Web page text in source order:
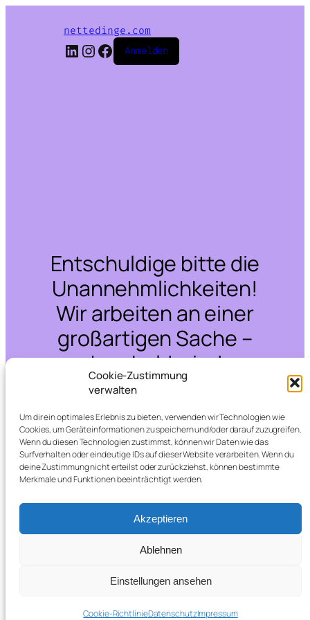
Cookie-Zustimmung
verwalten
Um dir ein optimales Erlebnis zu bieten, verwenden wir Technologien wie
Cookies, um Geräteinformationen zu speichern und/oder darauf zuzugreifen.
Wenn du diesen Technologien zustimmst, können wir Daten wie das
Surfverhalten oder eindeutige IDs auf dieser Website verarbeiten. Wenn du
deine Zustimmung nicht erteilst oder zurückziehst, können bestimmte
Merkmale und Funktionen beeinträchtigt werden.
Akzeptieren
Ablehnen
Einstellungen ansehen
Cookie-RichtlinieDatenschutzImpressum
nettedinge.com
LinkedIn
Instagram
Facebook
Anmelden
Entschuldige bitte die
Unannehmlichkeiten!
Wir arbeiten an einer
großartigen Sache –
schau bald wieder
vorbei!